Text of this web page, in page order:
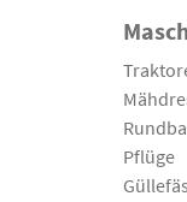
Pflüge